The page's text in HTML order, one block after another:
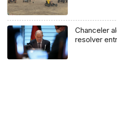
Chanceler
resolver